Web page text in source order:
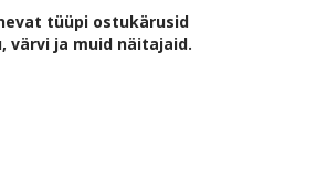
tüüpi ostukärusid
värvi ja muid näitajaid.